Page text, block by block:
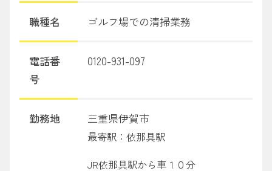
職種名 ゴルフ場での清掃業務
電話番
号
0120-931-097
勤務地 三重県伊賀市
最寄駅：依那具駅
JR依那具駅から車１０分